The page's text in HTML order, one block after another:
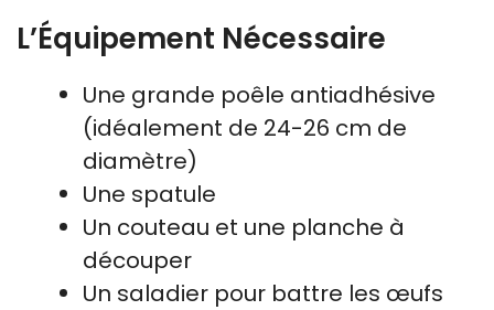
L’Équipement Nécessaire
Une grande poêle antiadhésive
(idéalement de 24-26 cm de
diamètre)
Une spatule
Un couteau et une planche à
découper
Un saladier pour battre les œufs